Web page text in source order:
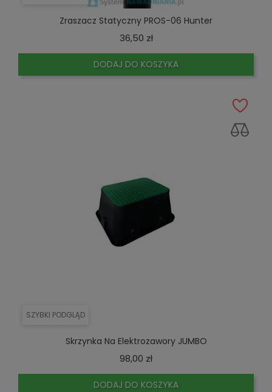
Zraszacz Statyczny PROS-06 Hunter
36,50 złCena
DODAJ DO KOSZYKA
SZYBKI PODGLĄD
Skrzynka Na Elektrozawory JUMBO
98,00 złCena
DODAJ DO KOSZYKA